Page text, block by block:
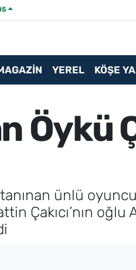
YEREL KÖŞE
Öykü
tanınan ünlü
Çakıcı’nın oğlu